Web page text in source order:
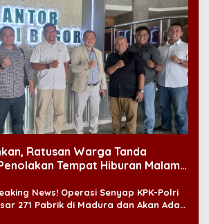
Ratusan Warga Tanda
Tempat Hiburan Malam
News! Operasi Senyap KPK-Polri
271 Pabrik di Madura dan Akan Ada